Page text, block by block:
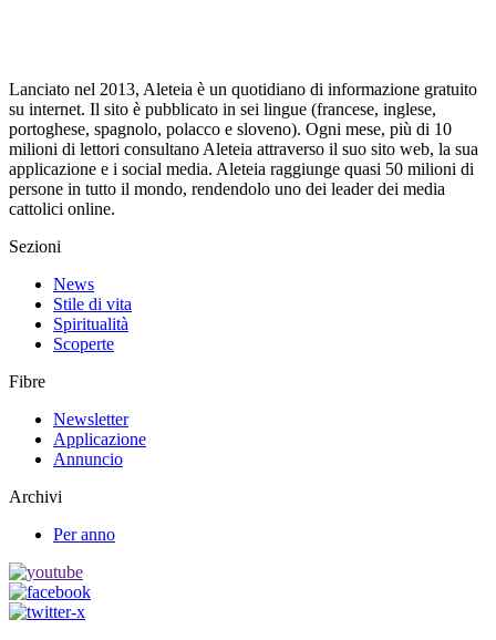
Lanciato nel 2013, Aleteia è un quotidiano di informazione gratuito
su internet. Il sito è pubblicato in sei lingue (francese, inglese,
portoghese, spagnolo, polacco e sloveno). Ogni mese, più di 10
milioni di lettori consultano Aleteia attraverso il suo sito web, la sua
applicazione e i social media. Aleteia raggiunge quasi 50 milioni di
persone in tutto il mondo, rendendolo uno dei leader dei media
cattolici online.
Sezioni
News
Stile di vita
Spiritualità
Scoperte
Fibre
Newsletter
Applicazione
Annuncio
Archivi
Per anno